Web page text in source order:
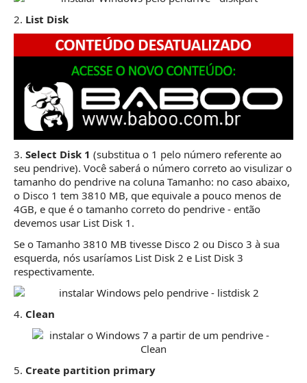
2. List Disk
3. Select Disk 1 (substitua o 1 pelo número referente ao
seu pendrive). Você saberá o número correto ao visulizar o
tamanho do pendrive na coluna Tamanho: no caso abaixo,
o Disco 1 tem 3810 MB, que equivale a pouco menos de
4GB, e que é o tamanho correto do pendrive - então
devemos usar List Disk 1.
Se o Tamanho 3810 MB tivesse Disco 2 ou Disco 3 à sua
esquerda, nós usaríamos List Disk 2 e List Disk 3
respectivamente.
4. Clean
5. Create partition primary